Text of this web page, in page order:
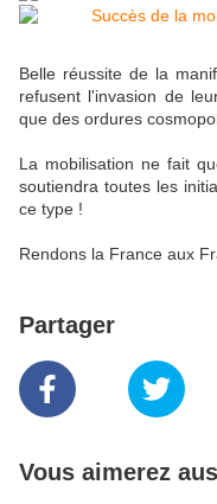
Belle réussite de la
refusent l'invasion de
que des ordures
La mobilisation ne fait
soutiendra toutes les
ce type !
Rendons la France aux
Partager
Vous aimerez